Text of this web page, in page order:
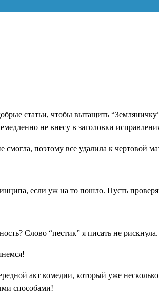
статьи, чтобы вытащить
не внесу в заголовки
поэтому все удалила к чертовой
если уж на то пошло. Пусть
Слово “пестик” я писать не рискнула.
акт комедии, который уже
способами!